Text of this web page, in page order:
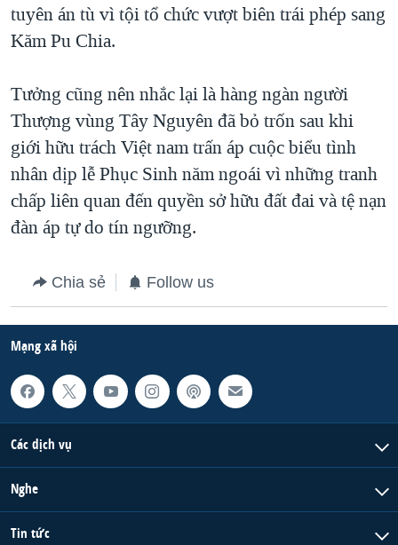
NGƯ DÂN VIỆT VÀ LÀN SÓNG TRỘM HẢI SÂM
QUAN HỆ VIỆT MỸ
tuyên án tù vì tội tổ chức vượt biên trái phép sang
Kăm Pu Chia.
Tưởng cũng nên nhắc lại là hàng ngàn người
Thượng vùng Tây Nguyên đã bỏ trốn sau khi
giới hữu trách Việt nam trấn áp cuộc biểu tình
nhân dịp lễ Phục Sinh năm ngoái vì những tranh
chấp liên quan đến quyền sở hữu đất đai và tệ nạn
đàn áp tự do tín ngưỡng.
Chia sẻ Follow us
Mạng xã hội
Các dịch vụ
Nghe
Tin tức